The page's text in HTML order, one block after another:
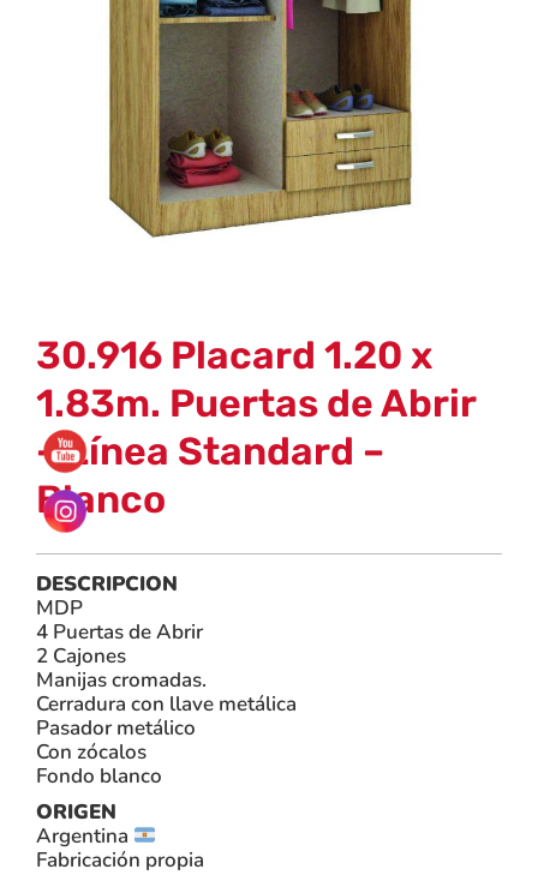
30.916 Placard 1.20 x
1.83m. Puertas de Abrir
– Línea Standard –
Blanco
DESCRIPCION
MDP
4 Puertas de Abrir
2 Cajones
Manijas cromadas.
Cerradura con llave metálica
Pasador metálico
Con zócalos
Fondo blanco
ORIGEN
Argentina
Fabricación propia